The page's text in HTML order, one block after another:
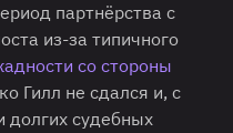
партнёрства с
из-за типичного
со стороны
Гилл не сдался и, с
судебных